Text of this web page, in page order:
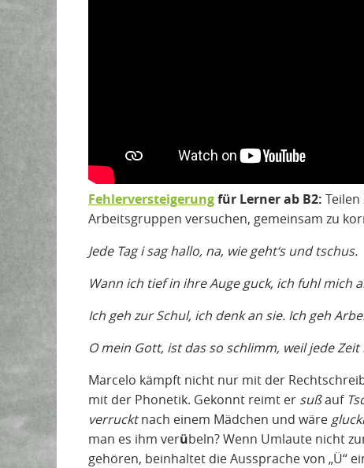
Fehlerversteigerungfür Lerner ab B2: Teilen
Arbeitsgruppen versuchen, gemeinsam zu
Jede Tag i sag hallo, na, wie geht‘s und tschus.
Wann ich tief in ihre Auge guck, ich fuhl mich
Ich geh zur Schul, ich denk an sie. Ich geh
O mein Gott, ist das so schlimm, weil jede Zeit
Marcelo kämpft nicht nur mit der
mit der Phonetik. Gekonnt reimt er sußauf
verrucktnach einem Mädchen und wäre
man es ihm verübeln? Wenn Umlaute nicht
gehören, beinhaltet die Aussprache von „Ü“